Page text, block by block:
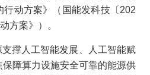
行动方案》（国能发科技〔202
方案》）。
支撑人工智能发展、人工智能赋
障算力设施安全可靠的能源供